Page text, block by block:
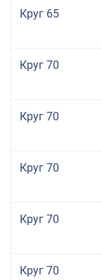
Круг 65
Круг 70
Круг 70
Круг 70
Круг 70
Круг 70